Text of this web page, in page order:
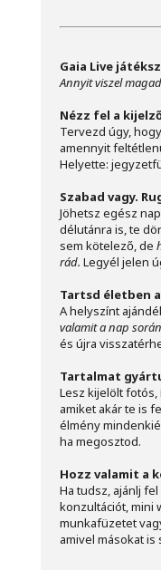
Gaia Live
Annyit viszel
Nézz fel a
Tervezd úgy, hogy
amennyit
Helyette:
Szabad vagy.
Jöhetsz egész
délutánra is, te
sem kötelező, de
rád. Legyél jelen
Tartsd életben
A helyszínt
valamit a nap során
és újra
Tartalmat
Lesz kijelölt
amiket akár te is
élmény
ha megosztod.
Hozz valamit a
Ha tudsz, ajánlj
konzultációt, mini
munkafüzetet
amivel másokat is